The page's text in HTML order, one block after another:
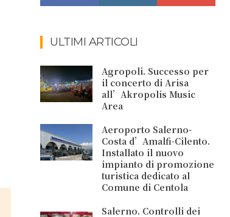
ULTIMI ARTICOLI
Agropoli. Successo per
il concerto di Arisa
all’Akropolis Music
Area
Aeroporto Salerno-
Costa d’Amalfi-Cilento.
Installato il nuovo
impianto di promozione
turistica dedicato al
Comune di Centola
Salerno. Controlli dei